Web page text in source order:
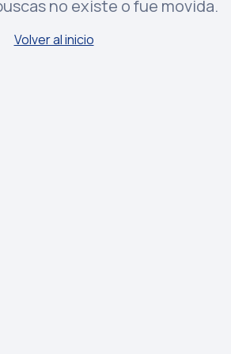
no existe o fue movida.
Volver al inicio